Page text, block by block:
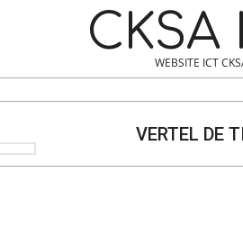
CKSA
WEBSITE ICT
VERTEL DE